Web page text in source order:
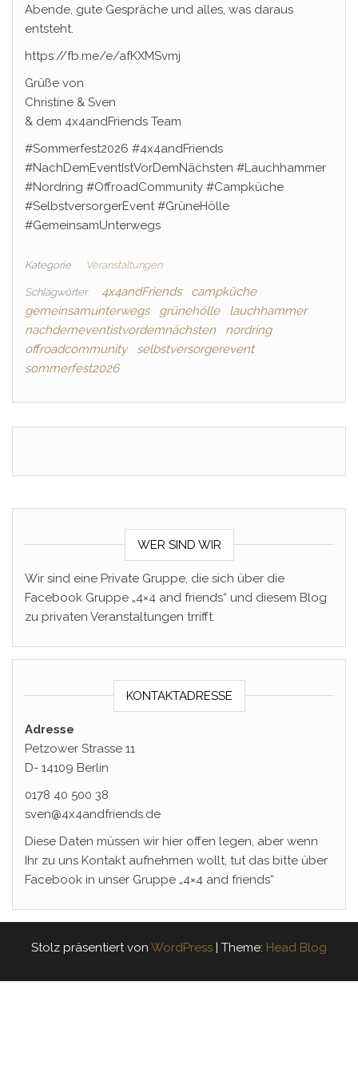
Abende, gute Gespräche und alles, was daraus
entsteht.
https://fb.me/e/afKXMSvmj
Grüße von
Christine & Sven
& dem 4x4andFriends Team
#Sommerfest2026 #4x4andFriends
#NachDemEventIstVorDemNächsten #Lauchhammer
#Nordring #OffroadCommunity #Campküche
#SelbstversorgerEvent #GrüneHölle
#GemeinsamUnterwegs
Kategorie Veranstaltungen
Schlagwörter 4x4andFriends
campküche
gemeinsamunterwegs
grünehölle
lauchhammer
nachdemeventistvordemnächsten
nordring
offroadcommunity
selbstversorgerevent
sommerfest2026
WER SIND WIR
Wir sind eine Private Gruppe, die sich über die
Facebook Gruppe „4×4 and friends“ und diesem Blog
zu privaten Veranstaltungen trrifft.
KONTAKTADRESSE
Adresse
Petzower Strasse 11
D- 14109 Berlin
0178 40 500 38
sven@4x4andfriends.de
Diese Daten müssen wir hier offen legen, aber wenn
Ihr zu uns Kontakt aufnehmen wollt, tut das bitte über
Facebook in unser Gruppe „4×4 and friends“
Stolz präsentiert von WordPress | Theme: Head Blog